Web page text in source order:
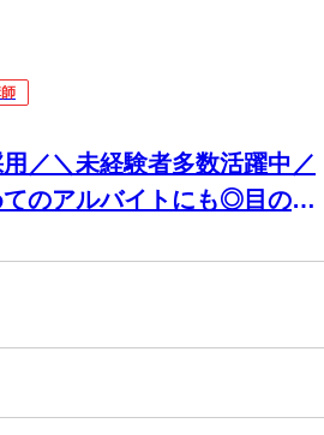
／＼未経験者多数活躍中／
のアルバイトにも◎目の前